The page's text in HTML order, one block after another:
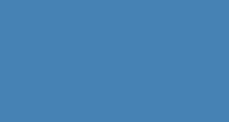
meglepő. Műszaki egyetem lévén a
Szintén szembetűnő volt, hogy a
Minimális írott anyagot kellett
rendben volt. Ezt abszolút
annyira fontos az eredmény
Mi volt a